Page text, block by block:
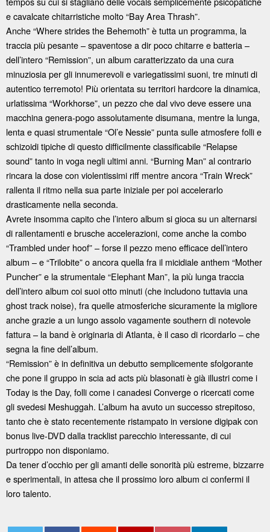
e cavalcate chitarristiche molto “Bay Area Thrash”.
Anche “Where strides the Behemoth” è tutta un programma, la
traccia più pesante – spaventose a dir poco chitarre e batteria –
dell’intero “Remission”, un album caratterizzato da una cura
minuziosia per gli innumerevoli e variegatissimi suoni, tre minuti di
autentico terremoto! Più orientata su territori hardcore la dinamica,
urlatissima “Workhorse”, un pezzo che dal vivo deve essere una
macchina genera-pogo assolutamente disumana, mentre la lunga,
lenta e quasi strumentale “Ol’e Nessie” punta sulle atmosfere folli e
schizoidi tipiche di questo difficilmente classificabile “Relapse
sound” tanto in voga negli ultimi anni. “Burning Man” al contrario
rincara la dose con violentissimi riff mentre ancora “Train Wreck”
rallenta il ritmo nella sua parte iniziale per poi accelerarlo
drasticamente nella seconda.
Avrete insomma capito che l’intero album si gioca su un alternarsi
di rallentamenti e brusche accelerazioni, come anche la combo
“Trambled under hoof” – forse il pezzo meno efficace dell’intero
album – e “Trilobite” o ancora quella fra il micidiale anthem “Mother
Puncher” e la strumentale “Elephant Man”, la più lunga traccia
dell’intero album coi suoi otto minuti (che includono tuttavia una
ghost track noise), fra quelle atmosferiche sicuramente la migliore
anche grazie a un lungo assolo vagamente southern di notevole
fattura – la band è originaria di Atlanta, è il caso di ricordarlo – che
segna la fine dell’album.
“Remission” è in definitiva un debutto semplicemente sfolgorante
che pone il gruppo in scia ad acts più blasonati è già illustri come i
Today is the Day, folli come i canadesi Converge o ricercati come
gli svedesi Meshuggah. L’album ha avuto un successo strepitoso,
tanto che è stato recentemente ristampato in versione digipak con
bonus live-DVD dalla tracklist parecchio interessante, di cui
purtroppo non disponiamo.
Da tener d’occhio per gli amanti delle sonorità più estreme, bizzarre
e sperimentali, in attesa che il prossimo loro album ci confermi il
loro talento.